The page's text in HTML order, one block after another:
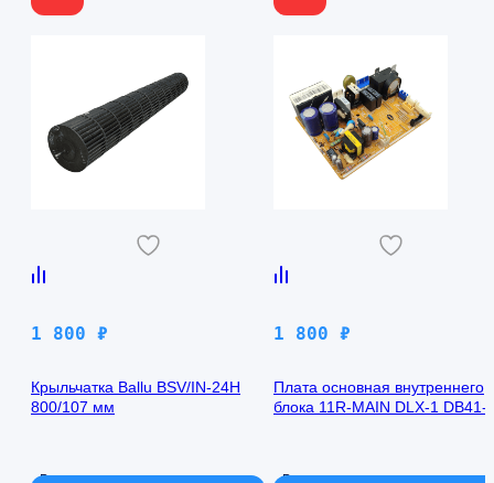
1 800 ₽
Крыльчатка Ballu BSV/IN-24H
800/107 мм
В наличии
1 800 ₽
Плата основная внутреннего
блока 11R-MAIN DLX-1 DB41-
В наличии